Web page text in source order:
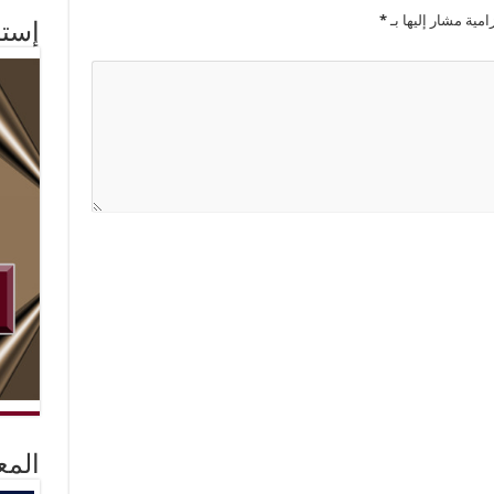
مشار إليها بـ*